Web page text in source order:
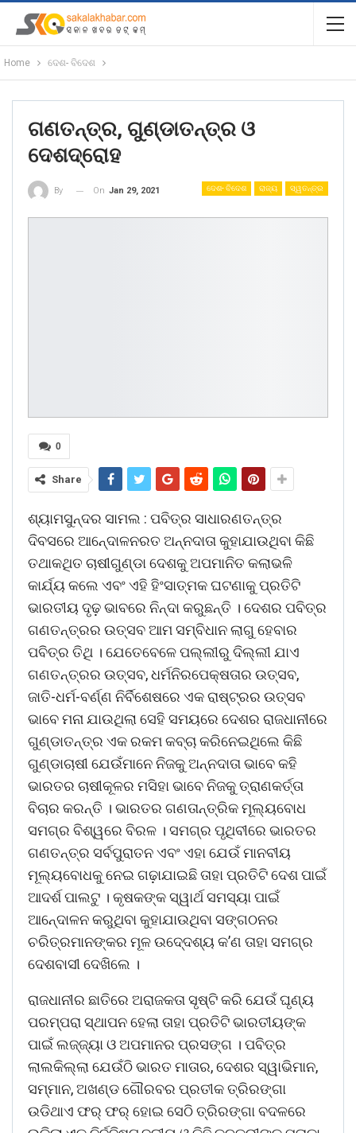
Home ଦେଶ- ବିଦେଶ
ଗଣତନ୍ତ୍ର, ଗୁଣ୍ଡାତନ୍ତ୍ର ଓ
ଦେଶଦ୍ରୋହ
ଦେଶ- ବିଦେଶ ରାଜ୍ୟ ସ୍ୱତନ୍ତ୍ର
By On Jan 29, 2021
0
Share
ଶ୍ୟାମସୁନ୍ଦର ସାମଲ : ପବିତ୍ର ସାଧାରଣତନ୍ତ୍ର
ଦିବସରେ ଆନେ୍ଦାଳନରତ ଅନ୍ନଦାତା କୁହାଯାଉଥିବା କିଛି
ତଥାକଥିତ ଚାଷୀଗୁଣ୍ଡା ଦେଶକୁ ଅପମାନିତ କଲାଭଳି
କାର୍ଯ୍ୟ କଲେ ଏବଂ ଏହି ହିଂସାତ୍ମକ ଘଟଣାକୁ ପ୍ରତିଟି
ଭାରତୀୟ ଦୃଢ଼ ଭାବରେ ନିନ୍ଦା କରୁଛନ୍ତି । ଦେଶର ପବିତ୍ର
ଗଣତନ୍ତ୍ରର ଉତ୍ସବ ଆମ ସମ୍ବିଧାନ ଲାଗୁ ହେବାର
ପବିତ୍ର ତିଥି । ଯେତେବେଳେ ପଲ୍ଲୀରୁ ଦିଲ୍ଲୀ ଯାଏ
ଗଣତନ୍ତ୍ରର ଉତ୍ସବ, ଧର୍ମନିରପେକ୍ଷତାର ଉତ୍ସବ,
ଜାତି-ଧର୍ମ-ବର୍ଣ୍ଣ ନିର୍ବିଶେଷରେ ଏକ ରାଷ୍ଟ୍ରର ଉତ୍ସବ
ଭାବେ ମନା ଯାଉଥିଲା ସେହି ସମୟରେ ଦେଶର ରାଜଧାନୀରେ
ଗୁଣ୍ଡାତନ୍ତ୍ର ଏକ ରକମ କବ୍ଚା କରିନେଇଥିଲେ କିଛି
ଗୁଣ୍ଡାଚାଷୀ ଯେଉଁମାନେ ନିଜକୁ ଅନ୍ନଦାତା ଭାବେ କହି
ଭାରତର ଚାଷୀକୂଳର ମସିହା ଭାବେ ନିଜକୁ ତ୍ରାଣକର୍ତ୍ତା
ବିଚାର କରନ୍ତି । ଭାରତର ଗଣତାନ୍ତ୍ରିକ ମୂଲ୍ୟବୋଧ
ସମଗ୍ର ବିଶ୍ୱରେ ବିରଳ । ସମଗ୍ର ପୃଥିବୀରେ ଭାରତର
ଗଣତନ୍ତ୍ର ସର୍ବପୁରାତନ ଏବଂ ଏହା ଯେଉଁ ମାନବୀୟ
ମୂଲ୍ୟବୋଧକୁ ନେଇ ଗଢ଼ାଯାଇଛି ତାହା ପ୍ରତିଟି ଦେଶ ପାଇଁ
ଆଦର୍ଶ ପାଲଟୁ । କୃଷକଙ୍କ ସ୍ୱାର୍ଥ ସମସ୍ୟା ପାଇଁ
ଆନେ୍ଦାଳନ କରୁଥିବା କୁହାଯାଉଥିବା ସଙ୍ଗଠନର
ଚରିତ୍ରମାନଙ୍କର ମୂଳ ଉଦେ୍ଦଶ୍ୟ କ’ଣ ତାହା ସମଗ୍ର
ଦେଶବାସୀ ଦେଖିଲେ ।
ରାଜଧାନୀର ଛାତିରେ ଅରାଜକତା ସୃଷ୍ଟି କରି ଯେଉଁ ଘୃଣ୍ୟ
ପରମ୍ପରା ସ୍ଥାପନ ହେଲା ତାହା ପ୍ରତିଟି ଭାରତୀୟଙ୍କ
ପାଇଁ ଲଜ୍ଜ୍ୟା ଓ ଅପମାନର ପ୍ରସଙ୍ଗ । ପବିତ୍ର
ଲାଲକିଲ୍ଲା ଯେଉଁଠି ଭାରତ ମାତାର, ଦେଶର ସ୍ୱାଭିମାନ,
ସମ୍ମାନ, ଅଖଣ୍ଡ ଗୌରବର ପ୍ରତୀକ ତ୍ରିରଙ୍ଗା
ଉଡିଥାଏ ଫର୍ ଫର୍ ହୋଇ ସେଠି ତ୍ରିରଙ୍ଗା ବଦଳରେ